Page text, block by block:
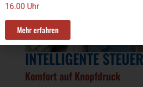
INTELLIGENTE
Komfort auf Knopfdruck
16.00 Uhr
Mehr erfahren